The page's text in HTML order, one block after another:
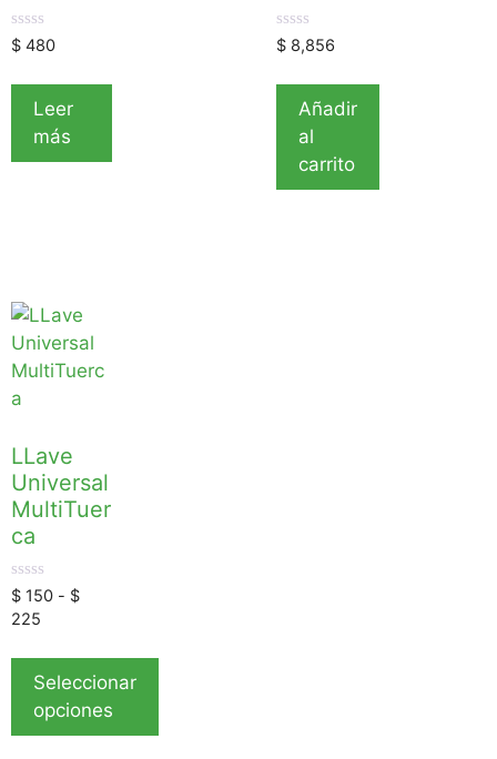
0
d
5
$ 480
Leer
más
0
d
5
$ 8,856
Añadir
al
carrito
LLave
Universal
MultiTuer
ca
0
d
e
$ 150 - $
225
Seleccionar
opciones